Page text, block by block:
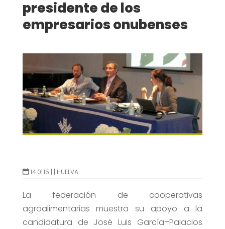
presidente de los
empresarios onubenses
14.01.15 | | HUELVA
La federación de cooperativas
agroalimentarias muestra su apoyo a la
candidatura de José Luis García–Palacios